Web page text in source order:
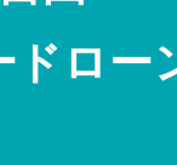
ドロー